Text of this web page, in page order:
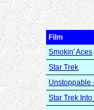
Film
Smokin' Aces
Star Trek
Unstoppable
Star Trek